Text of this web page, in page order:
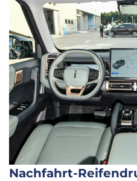
Nachfahrt-